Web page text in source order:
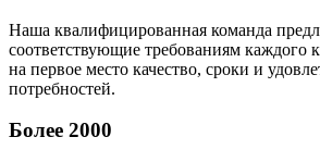
Наша квалифицированная команда
соответствующие требованиям каждого
на первое место качество, сроки и
потребностей.
Более 2000